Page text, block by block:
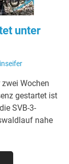
unter
Wochen
gestartet ist
SVB-3-
nahe